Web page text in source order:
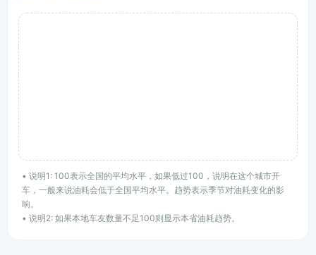
• 说明1: 100表示全国的平均水平，如果低过100，说明在这个城市开
车，一般来说油耗会低于全国平均水平。趋势表示季节对油耗变化的影
响。
• 说明2: 如果本地车友数量不足100则显示本省油耗趋势。